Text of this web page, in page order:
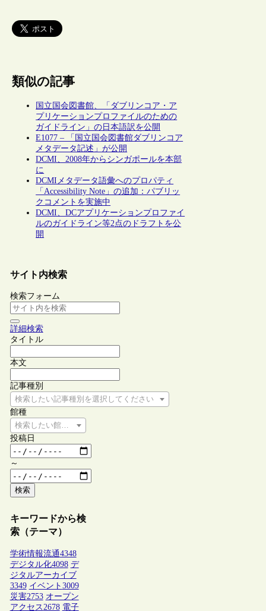
類似の記事
国立国会図書館、「ダブリンコア・ア
プリケーションプロファイルのための
ガイドライン」の日本語訳を公開
E1077 – 「国立国会図書館ダブリンコア
メタデータ記述」が公開
DCMI、2008年からシンガポールを本部
に
DCMIメタデータ語彙へのプロパティ
「Accessibility Note」の追加：パブリッ
クコメントを実施中
DCMI、DCアプリケーションプロファイ
ルのガイドライン等2点のドラフトを公
開
サイト内検索
検索フォーム
詳細検索
タイトル
本文
記事種別
検索したい記事種別を選択してください
館種
検索したい館種を選択してください
投稿日
～
検索
キーワードから検
索（テーマ）
学術情報流通4348
デジタル化4098 デ
ジタルアーカイブ
3349 イベント 3009
災害2753 オープン
アクセス 2678 電子